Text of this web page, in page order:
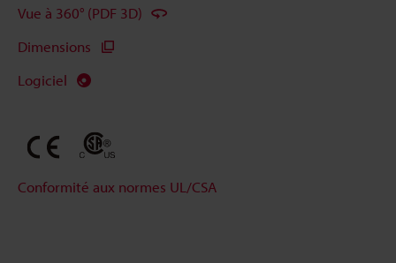
Vue à 360° (PDF 3D)
Dimensions
Logiciel
Conformité aux normes UL/CSA